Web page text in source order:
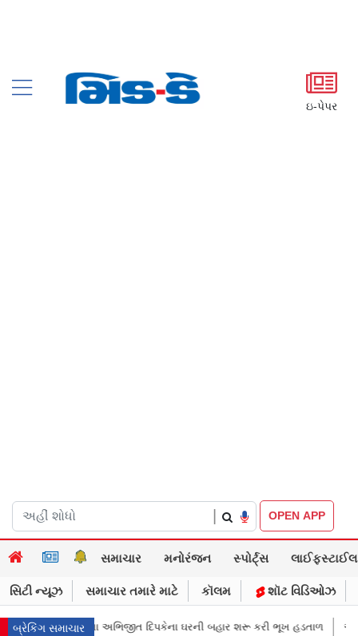
ઇ-પેપર
OPEN APP
સમાચાર મનોરંજન સ્પોર્ટ્સ લાઈફસ્ટાઈલ
સિટી ન્યૂઝ સમાચાર તમારે માટે કૉલમ શૉટ વિડિઓઝ
બ્રેકિંગ સમાચાર
CJPના અભિજીત દિપકેના ઘરની બહાર શરૂ કરી ભૂખ હડતાળ અભિજીત